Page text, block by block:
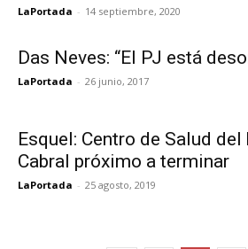
LaPortada - 14 septiembre, 2020
Das Neves: “El PJ está
LaPortada - 26 junio, 2017
Esquel: Centro de Salud
Cabral próximo a terminar
LaPortada - 25 agosto, 2019